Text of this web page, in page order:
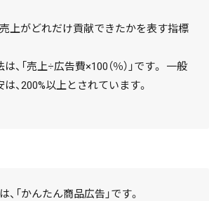
上がどれだけ貢献できたかを表す指標
、「売上÷広告費×100（％）」です。 一般
、200%以上とされています。
「かんたん商品広告」です。